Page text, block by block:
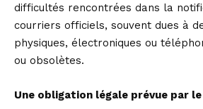
difficultés rencontrées dans la
courriers officiels, souvent dues à
physiques, électroniques ou
ou obsolètes.
Une obligation légale prévue par